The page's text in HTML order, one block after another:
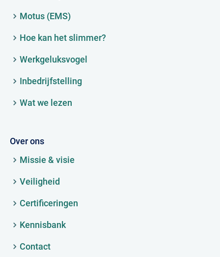
Motus (EMS)
Hoe kan het slimmer?
Werkgeluksvogel
Inbedrijfstelling
Wat we lezen
Over ons
Missie & visie
Veiligheid
Certificeringen
Kennisbank
Contact